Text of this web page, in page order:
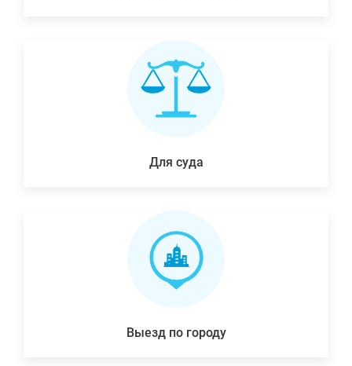
Для суда
Выезд по городу